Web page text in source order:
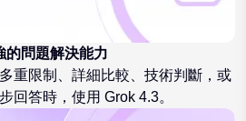
的問題解決能力
重限制、詳細比較、技術判斷，或
回答時，使用 Grok 4.3。